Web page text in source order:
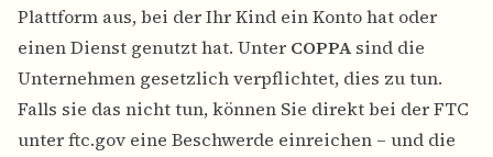
Plattform aus, bei der Ihr Kind ein Konto hat oder
einen Dienst genutzt hat. Unter COPPAsind die
Unternehmen gesetzlich verpflichtet, dies zu tun.
Falls sie das nicht tun, können Sie direkt bei der FTC
unter ftc.gov eine Beschwerde einreichen – und die